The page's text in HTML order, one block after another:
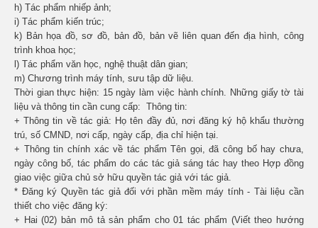
h) Tác phẩm nhiếp ảnh;
i) Tác phẩm kiến trúc;
k) Bản họa đồ, sơ đồ, bản đồ, bản vẽ liên quan đến địa hình, công
trình khoa học;
l) Tác phẩm văn học, nghệ thuật dân gian;
m) Chương trình máy tính, sưu tập dữ liệu.
Thời gian thực hiện: 15 ngày làm việc hành chính. Những giấy tờ tài
liệu và thông tin cần cung cấp: Thông tin:
+ Thông tin về tác giả: Họ tên đầy đủ, nơi đăng ký hộ khẩu thường
trú, số CMND, nơi cấp, ngày cấp, địa chỉ hiện tại.
+ Thông tin chính xác về tác phẩm Tên gọi, đã công bố hay chưa,
ngày công bố, tác phẩm do các tác giả sáng tác hay theo Hợp đồng
giao việc giữa chủ sở hữu quyền tác giả với tác giả.
* Đăng ký Quyền tác giả đối với phần mềm máy tính - Tài liệu cần
thiết cho việc đăng ký:
+ Hai (02) bản mô tả sản phẩm cho 01 tác phẩm (Viết theo hướng